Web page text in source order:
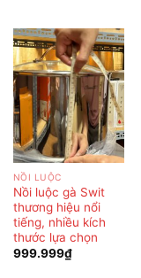
NỒI LUỘC
Nồi luộc gà Swit
thương hiệu nổi
tiếng, nhiều kích
thước lựa chọn
999.999₫